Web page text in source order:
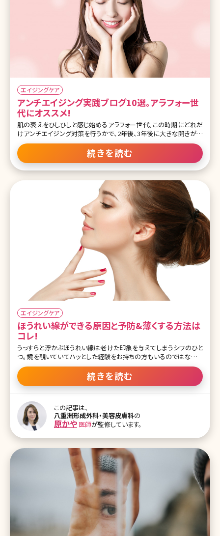
エイジングケア
アンチエイジング実践ブログ10選。アラフォー世
代にオススメ!
肌の衰えをひしひしと感じ始めるアラフォー世代。この時期にどれだ
けアンチエイジング対策を行うかで、2年後、3年後に大きな開きが出
てきますから、ぜひしっかりと対策を取っておきたいもの。 ここでは、
美の追求に余念がないアラフォー世代の皆さんが実践しているアン
チエイジング対策をご紹介しているブログを10選いたしました!50代、
60代になってもキレイでいるためにぜひ、参考にして自分磨きに励ん
エイジングサイン 1-2.ボディに見るエイジングサイン 1-3.健康面でも
エイジングサインが! 2.参考にしたい!お肌の悩み解消ブログ 2-1.居原
田麗オフィシャルブログ～女医R～そんな女の独り言 2-2.形成外科
医 肌の再生医療の専門家北條元治先生のインスタ 2-3.CLASSY仙
続きを読む
エイジングケア
ほうれい線ができる原因と予防&薄くする方法は
コレ!
うっすらと浮かぶほうれい線は老けた印象を与えてしまうシワのひと
つ。鏡を覗いていてハッとした経験をお持ちの方もいるのではないで
しょうか。一度できてしまったほうれい線を消すのは簡単ではありま
せんが、不可能とも言えません。ここでは気になるほうれい線を薄く
するいろいろな方法について詳しくご紹介します。 目次 1.気になるほ
を薄くするスキンケアケア 1-3.ほうれい線を薄くする美顔器 1-4.ほう
れい線を薄くするエクササイズ 2.美容外科・美容皮膚科で行うほうれ
い線のケア 2-1.注入系のケア 2-2.機器によるケア 2-3.その他のケア
3.まとめ 1.気になるほうれい線を薄くする方法とは ほうれい線は薄
いうちに手を打てば、目立たなくすることも不
続きを読む
この記事は、
八重洲形成外科・美容皮膚科の
原かや 医師が監修しています。